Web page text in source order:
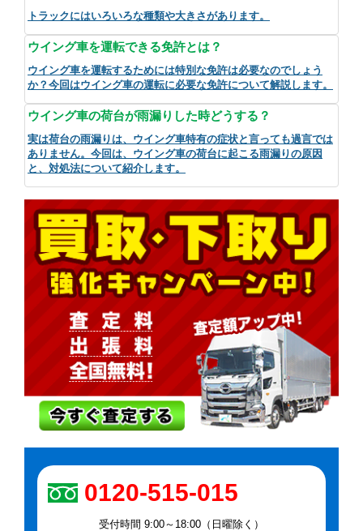
トラックにはいろいろな種類や大きさがあります。
ウイング車を運転できる免許とは？
ウイング車を運転するためには特別な免許は必要なのでしょう
か？今回はウイング車の運転に必要な免許について解説します。
ウイング車の荷台が雨漏りした時どうする？
実は荷台の雨漏りは、ウイング車特有の症状と言っても過言では
ありません。今回は、ウイング車の荷台に起こる雨漏りの原因
と、対処法について紹介します。
0120-515-015
受付時間 9:00～18:00（日曜除く）